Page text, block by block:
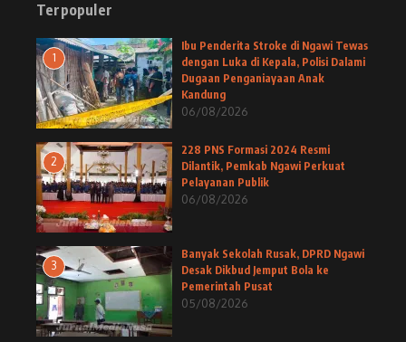
Terpopuler
1
Ibu Penderita Stroke di Ngawi Tewas
dengan Luka di Kepala, Polisi Dalami
Dugaan Penganiayaan Anak
Kandung
06/08/2026
2
228 PNS Formasi 2024 Resmi
Dilantik, Pemkab Ngawi Perkuat
Pelayanan Publik
06/08/2026
3
Banyak Sekolah Rusak, DPRD Ngawi
Desak Dikbud Jemput Bola ke
Pemerintah Pusat
05/08/2026